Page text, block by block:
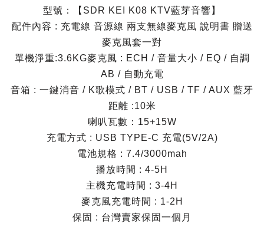
型號：【SDR KEI K08 KTV藍芽音響】
配件內容 : 充電線 音源線 兩支無線麥克風 說明書 贈送
麥克風套一對
單機淨重:3.6KG麥克風 : ECH / 音量大小 / EQ / 自調
AB / 自動充電
音箱 : 一鍵消音 / K歌模式 / BT / USB / TF / AUX 藍牙
距離 :10米
喇叭瓦數：15+15W
充電方式 : USB TYPE-C 充電(5V/2A)
電池規格 : 7.4/3000mah
播放時間 : 4-5H
主機充電時間 : 3-4H
麥克風充電時間 : 1-2H
保固 : 台灣賣家保固一個月